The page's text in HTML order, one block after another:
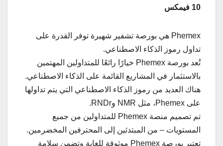
10 فيمكس
Phemex هي بورصة تشفير شهيرة توفر القدرة على
تداول رموز الذكاء الاصطناعي.
تُعد بورصة Phemex خيارًا رائعًا للمتداولين المهتمين
بالاستثمار في المشاريع القائمة على الذكاء الاصطناعي.
هناك العديد من رموز الذكاء الاصطناعي التي يتم تداولها
على Phemex، مثل NMR وRNDr.
تم تصميم منصة Phemex للمتداولين من جميع
المستويات – من المبتدئين إلى المحترفين المخضرمين.
تعتبر بورصة Phemex موثوقة للغاية وتضمن سلامة